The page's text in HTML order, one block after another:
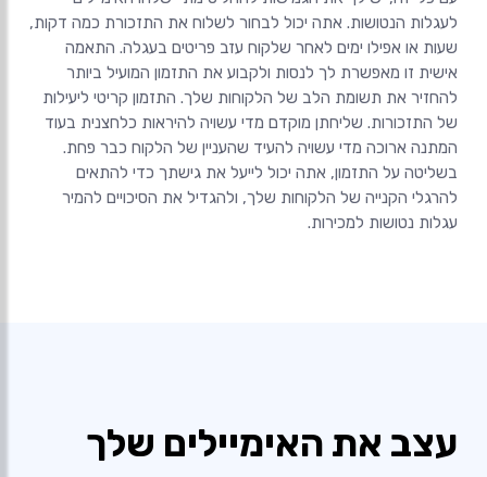
לעגלות הנטושות. אתה יכול לבחור לשלוח את התזכורת כמה דקות,
שעות או אפילו ימים לאחר שלקוח עזב פריטים בעגלה. התאמה
אישית זו מאפשרת לך לנסות ולקבוע את התזמון המועיל ביותר
להחזיר את תשומת הלב של הלקוחות שלך. התזמון קריטי ליעילות
של התזכורות. שליחתן מוקדם מדי עשויה להיראות כלחצנית בעוד
המתנה ארוכה מדי עשויה להעיד שהעניין של הלקוח כבר פחת.
בשליטה על התזמון, אתה יכול לייעל את גישתך כדי להתאים
להרגלי הקנייה של הלקוחות שלך, ולהגדיל את הסיכויים להמיר
עגלות נטושות למכירות.
עצב את האימיילים שלך